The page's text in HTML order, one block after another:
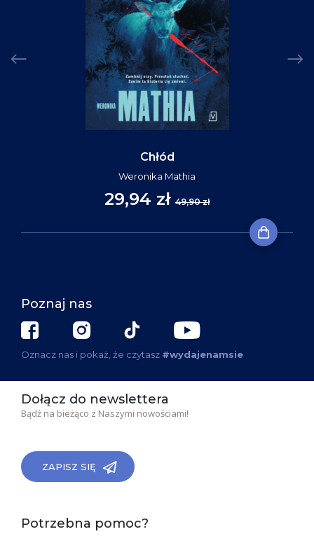
Chłód
Weronika Mathia
29,94 zł 49,90 zł
Poznaj nas
Oznacz nas i pokaż, że czytasz #wydajenamsie
Dołącz do newslettera
Bądź na bieżąco z Naszymi nowościami!
ZAPISZ SIĘ
Potrzebna pomoc?